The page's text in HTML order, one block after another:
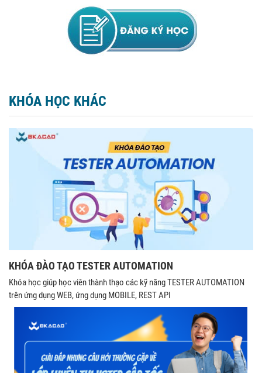
KHÓA HỌC KHÁC
KHÓA ĐÀO TẠO TESTER AUTOMATION
Khóa học giúp học viên thành thạo các kỹ năng TESTER AUTOMATION
trên ứng dụng WEB, ứng dụng MOBILE, REST API